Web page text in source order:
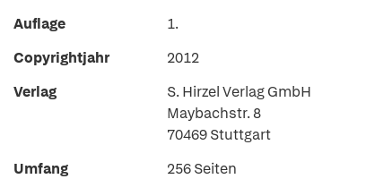
Auflage
1.
Copyrightjahr
2012
Verlag
S. Hirzel Verlag GmbH
Maybachstr. 8
70469 Stuttgart
Umfang
256 Seiten